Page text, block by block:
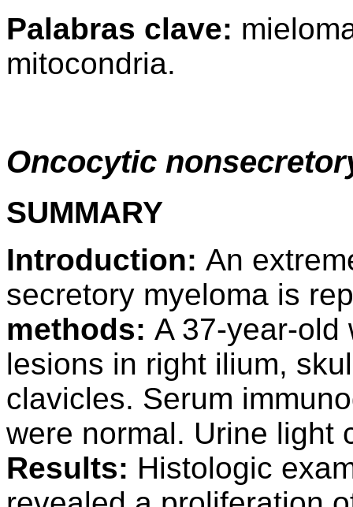
Palabras clave:
mitocondria.
Oncocytic
SUMMARY
Introduction: An
secretory myeloma is
methods: A 37-year-old
lesions in right ilium,
clavicles. Serum
were normal. Urine light
Results: Histologic